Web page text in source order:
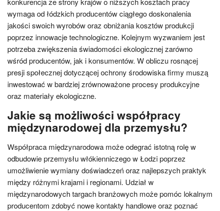
wymaga od łódzkich producentów ciągłego doskonalenia
jakości swoich wyrobów oraz obniżania kosztów produkcji
poprzez innowacje technologiczne. Kolejnym wyzwaniem jest
potrzeba zwiększenia świadomości ekologicznej zarówno
wśród producentów, jak i konsumentów. W obliczu rosnącej
presji społecznej dotyczącej ochrony środowiska firmy muszą
inwestować w bardziej zrównoważone procesy produkcyjne
oraz materiały ekologiczne.
Jakie są możliwości współpracy
międzynarodowej dla przemysłu?
Współpraca międzynarodowa może odegrać istotną rolę w
odbudowie przemysłu włókienniczego w Łodzi poprzez
umożliwienie wymiany doświadczeń oraz najlepszych praktyk
między różnymi krajami i regionami. Udział w
międzynarodowych targach branżowych może pomóc lokalnym
producentom zdobyć nowe kontakty handlowe oraz poznać